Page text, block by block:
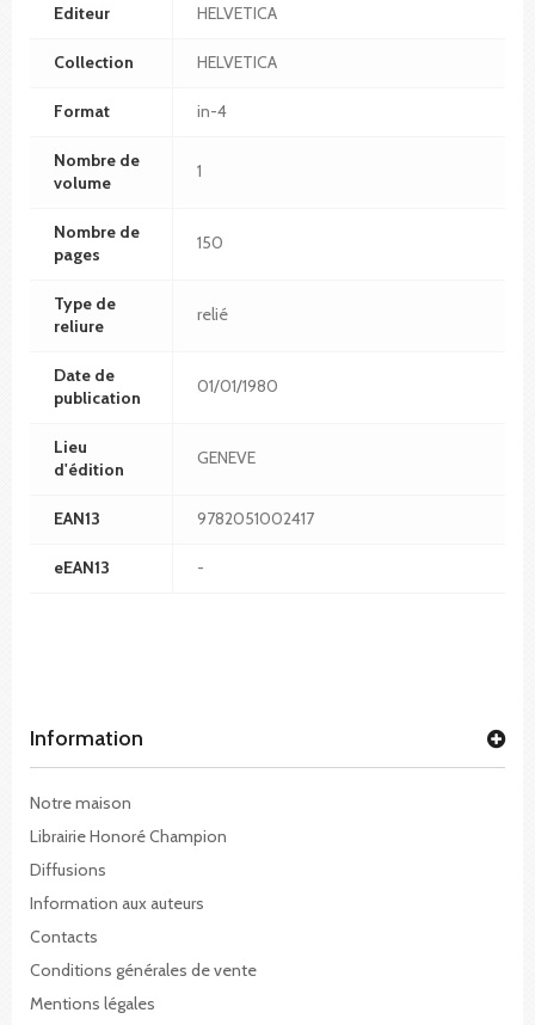
Editeur HELVETICA
Collection HELVETICA
Format in-4
Nombre de
volume
1
Nombre de
pages
150
Type de
reliure
relié
Date de
publication
01/01/1980
Lieu
d'édition
GENEVE
EAN13 9782051002417
eEAN13 -
Information
Notre maison
Librairie Honoré Champion
Diffusions
Information aux auteurs
Contacts
Conditions générales de vente
Mentions légales